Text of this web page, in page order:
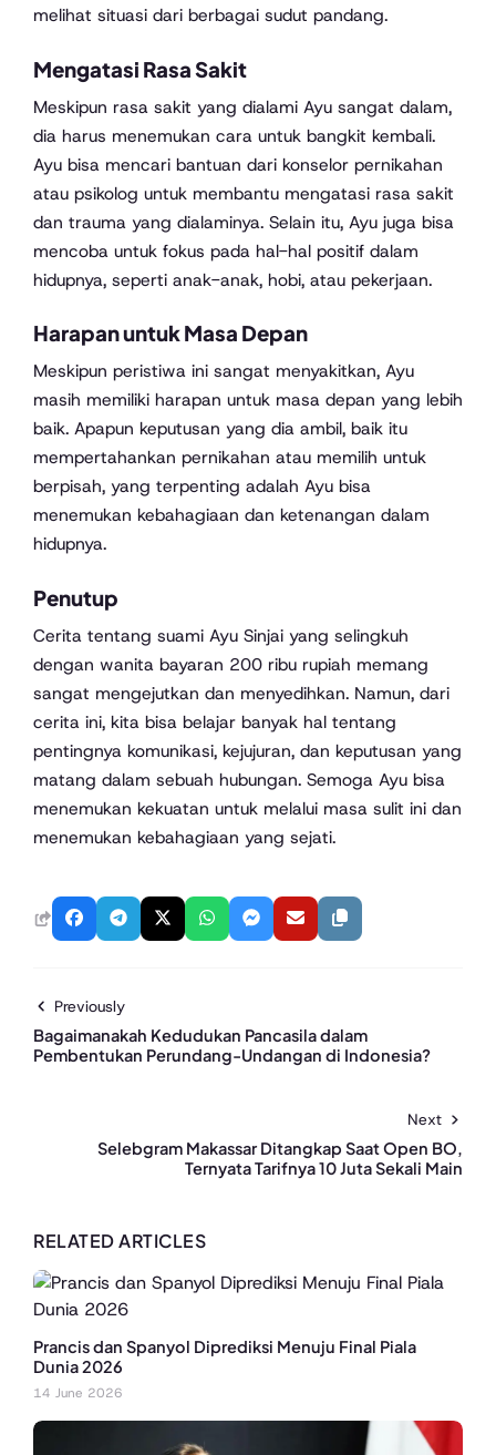
melihat situasi dari berbagai sudut pandang.
Mengatasi Rasa Sakit
Meskipun rasa sakit yang dialami Ayu sangat dalam,
dia harus menemukan cara untuk bangkit kembali.
Ayu bisa mencari bantuan dari konselor pernikahan
atau psikolog untuk membantu mengatasi rasa sakit
dan trauma yang dialaminya. Selain itu, Ayu juga bisa
mencoba untuk fokus pada hal-hal positif dalam
hidupnya, seperti anak-anak, hobi, atau pekerjaan.
Harapan untuk Masa Depan
Meskipun peristiwa ini sangat menyakitkan, Ayu
masih memiliki harapan untuk masa depan yang lebih
baik. Apapun keputusan yang dia ambil, baik itu
mempertahankan pernikahan atau memilih untuk
berpisah, yang terpenting adalah Ayu bisa
menemukan kebahagiaan dan ketenangan dalam
hidupnya.
Penutup
Cerita tentang suami Ayu Sinjai yang selingkuh
dengan wanita bayaran 200 ribu rupiah memang
sangat mengejutkan dan menyedihkan. Namun, dari
cerita ini, kita bisa belajar banyak hal tentang
pentingnya komunikasi, kejujuran, dan keputusan yang
matang dalam sebuah hubungan. Semoga Ayu bisa
menemukan kekuatan untuk melalui masa sulit ini dan
menemukan kebahagiaan yang sejati.
Previously
Bagaimanakah Kedudukan Pancasila dalam
Pembentukan Perundang-Undangan di Indonesia?
Next
Selebgram Makassar Ditangkap Saat Open BO,
Ternyata Tarifnya 10 Juta Sekali Main
RELATED ARTICLES
Prancis dan Spanyol Diprediksi Menuju Final Piala
Dunia 2026
14 June 2026